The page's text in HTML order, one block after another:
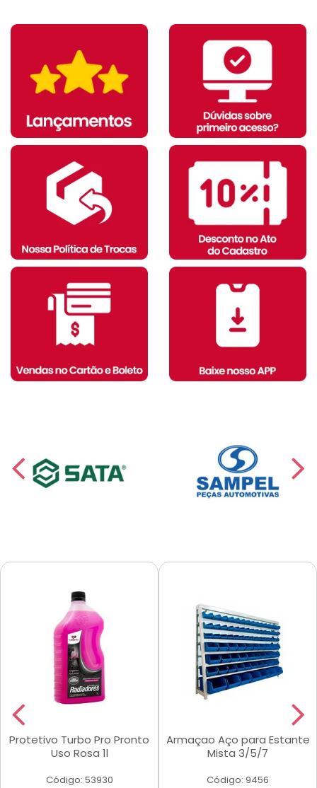
Protetivo Turbo Pro Pronto
Uso Rosa 1l
Código: 53930
Armaçao Aço para Estante
Mista 3/5/7
Código: 9456